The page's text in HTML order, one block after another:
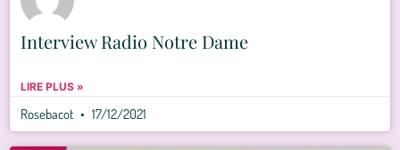
Interview Radio Notre Dame
LIRE PLUS »
Rosebacot 17/12/2021